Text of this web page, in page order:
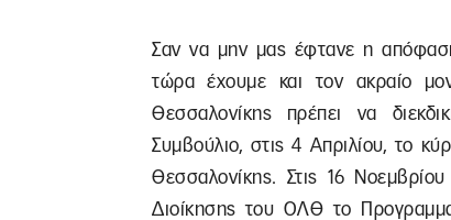
Σαν να μην μας έφτανε η
τώρα έχουμε και τον ακραίο
Θεσσαλονίκης πρέπει να
Συμβούλιο, στις 4 Απριλίου, το
Θεσσαλονίκης. Στις 16
Διοίκησης του ΟΛΘ το